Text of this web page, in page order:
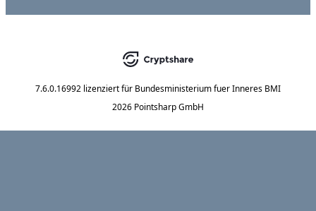
7.6.0.16992 lizenziert für Bundesministerium fuer Inneres BMI
2026 Pointsharp GmbH